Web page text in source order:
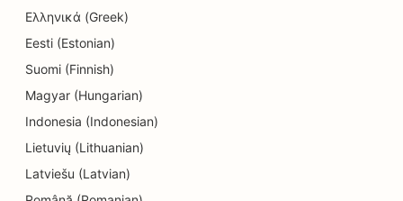
SEO для електриків
SEO для магазинів електроніки
SEO для лікарів-ендодонтистів
SEO для інжинірингових компаній
Ελληνικά (Greek)
Eesti (Estonian)
Suomi (Finnish)
Magyar (Hungarian)
Indonesia (Indonesian)
Lietuvių (Lithuanian)
Latviešu (Latvian)